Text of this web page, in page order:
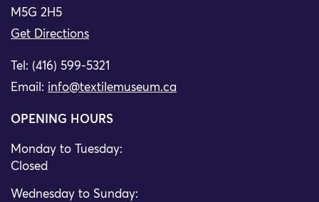
M5G 2H5
Get Directions
Tel: (416) 599-5321
Email: info@textilemuseum.ca
OPENING HOURS
Monday to Tuesday:
Closed
Wednesday to Sunday: